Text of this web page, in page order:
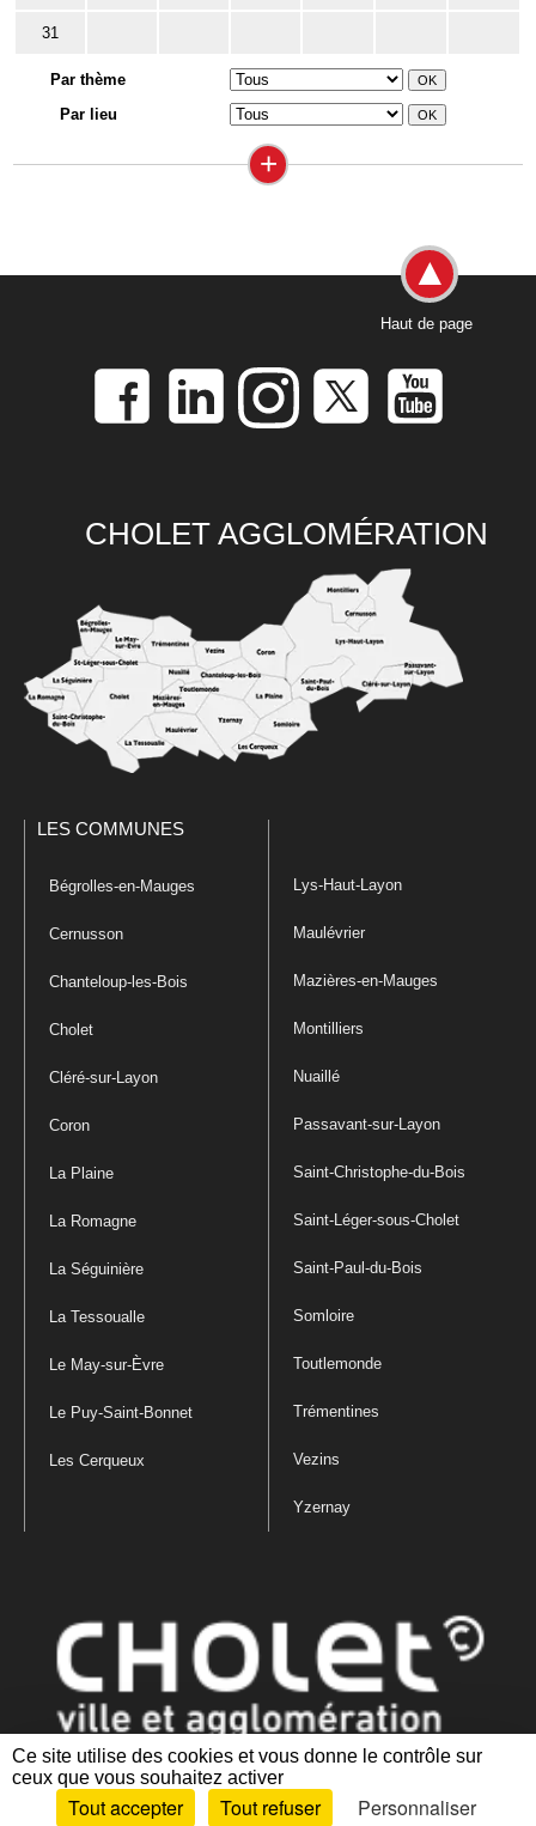
Ce site utilise des cookies et vous donne le contrôle sur
ceux que vous souhaitez activer
Tout accepter Tout refuser Personnaliser
31
Par thème
Par lieu
+
Haut de page
CHOLET AGGLOMÉRATION
LES COMMUNES
Bégrolles-en-Mauges
Cernusson
Chanteloup-les-Bois
Cholet
Cléré-sur-Layon
Coron
La Plaine
La Romagne
La Séguinière
La Tessoualle
Le May-sur-Èvre
Le Puy-Saint-Bonnet
Les Cerqueux
Lys-Haut-Layon
Maulévrier
Mazières-en-Mauges
Montilliers
Nuaillé
Passavant-sur-Layon
Saint-Christophe-du-Bois
Saint-Léger-sous-Cholet
Saint-Paul-du-Bois
Somloire
Toutlemonde
Trémentines
Vezins
Yzernay
Mentions légales|Politique de confidentialité
des cookies |Plan du site Accessibilité : partiellement conforme